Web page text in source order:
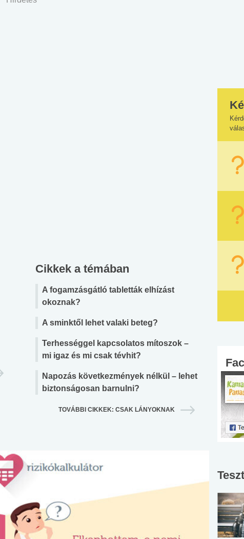
Cikkek a témában
A fogamzásgátló tabletták elhízást
okoznak?
A sminktől lehet valaki beteg?
Terhességgel kapcsolatos mítoszok –
mi igaz és mi csak tévhit?
Napozás következmények nélkül – lehet
biztonságosan barnulni?
TOVÁBBI CIKKEK: CSAK LÁNYOKNAK